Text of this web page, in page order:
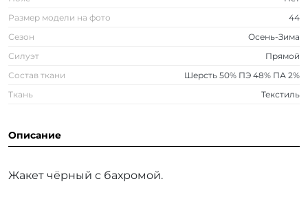
Размер модели на фото
44
Сезон
Осень-Зима
Силуэт
Прямой
Состав ткани
Шерсть 50% ПЭ 48% ПА 2%
Ткань
Текстиль
Описание
Жакет чёрный с бахромой.